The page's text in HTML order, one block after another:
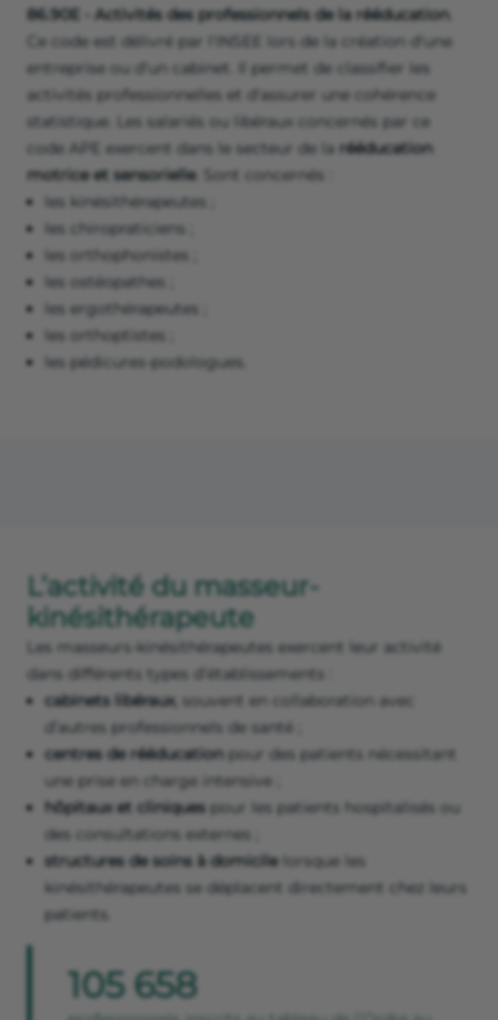
86.90E - Activités des professionnels de la rééducation.
Ce code est délivré par l'INSEE lors de la création d'une
entreprise ou d'un cabinet. Il permet de classifier les
activités professionnelles et d'assurer une cohérence
statistique. Les salariés ou libéraux concernés par ce
code APE exercent dans le secteur de la rééducation
motrice et sensorielle. Sont concernés :
les kinésithérapeutes ;
les chiropraticiens ;
les orthophonistes ;
les ostéopathes ;
les ergothérapeutes ;
les orthoptistes ;
les pédicures-podologues.
L’activité du masseur-
kinésithérapeute
Les masseurs-kinésithérapeutes exercent leur activité
dans différents types d’établissements :
cabinets libéraux, souvent en collaboration avec
d’autres professionnels de santé ;
centres de rééducation pour des patients nécessitant
une prise en charge intensive ;
hôpitaux et cliniques pour les patients hospitalisés ou
des consultations externes ;
structures de soins à domicile lorsque les
kinésithérapeutes se déplacent directement chez leurs
patients.
105 658